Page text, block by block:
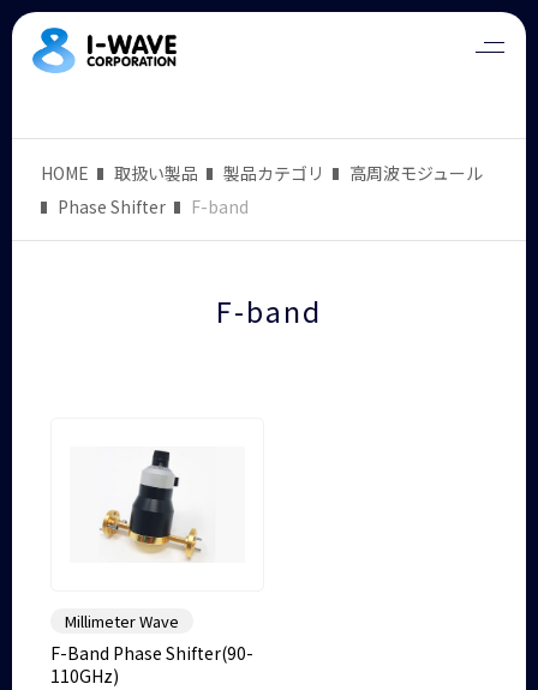
HOME 取扱い製品 製品カテゴリ
高周波モジュール
Phase Shifter
F-band
F-band
Millimeter Wave
F-Band Phase Shifter(90-
110GHz)